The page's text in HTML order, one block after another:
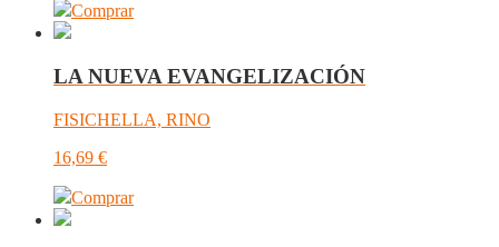
Comprar
LA NUEVA EVANGELIZACIÓN
FISICHELLA, RINO
16,69 €
Comprar